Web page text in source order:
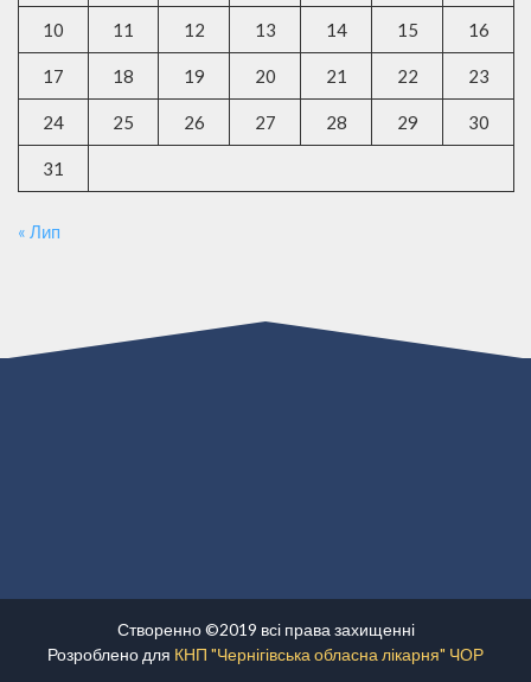
10 11 12 13 14 15 16
17 18 19 20 21 22 23
24 25 26 27 28 29 30
31
« Лип
Створенно ©2019 всі права захищенні
Розроблено для КНП "Чернігівська обласна лікарня" ЧОР